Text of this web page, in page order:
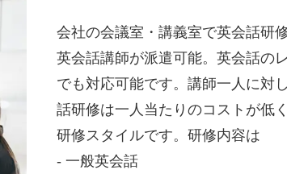
会社の会議室・講義室で英会話研
英会話講師が派遣可能。英会話の
でも対応可能です。講師一人に対
話研修は一人当たりのコストが低
研修スタイルです。研修内容は
- 一般英会話